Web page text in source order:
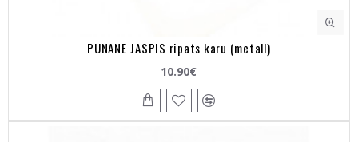
PUNANE JASPIS ripats karu (metall)
10.90€